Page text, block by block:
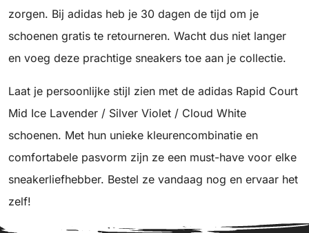
zorgen. Bij adidas heb je 30 dagen de tijd om je
schoenen gratis te retourneren. Wacht dus niet langer
en voeg deze prachtige sneakers toe aan je collectie.
Laat je persoonlijke stijl zien met de adidas Rapid Court
Mid Ice Lavender / Silver Violet / Cloud White
schoenen. Met hun unieke kleurencombinatie en
comfortabele pasvorm zijn ze een must-have voor elke
sneakerliefhebber. Bestel ze vandaag nog en ervaar het
zelf!